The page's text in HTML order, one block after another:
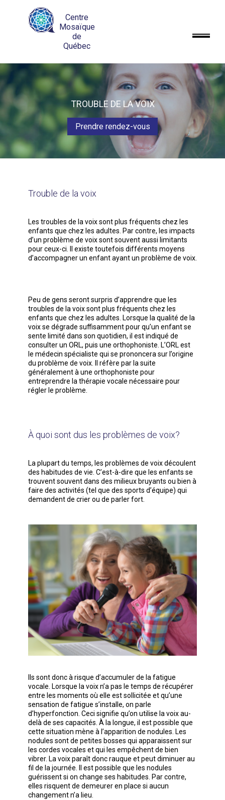
Centre
Mosaïque
de
Québec
TROUBLE DE LA VOIX
Prendre rendez-vous
Trouble de la voix
Les troubles de la voix sont plus fréquents chez les
enfants que chez les adultes. Par contre, les impacts
d’un problème de voix sont souvent aussi limitants
pour ceux-ci. Il existe toutefois différents moyens
d’accompagner un enfant ayant un problème de voix.
Peu de gens seront surpris d’apprendre que les
troubles de la voix sont plus fréquents chez les
enfants que chez les adultes. Lorsque la qualité de la
voix se dégrade suffisamment pour qu’un enfant se
sente limité dans son quotidien, il est indiqué de
consulter un ORL, puis une orthophoniste. L’ORL est
le médecin spécialiste qui se prononcera sur l’origine
du problème de voix. Il réfère par la suite
généralement à une orthophoniste pour
entreprendre la thérapie vocale nécessaire pour
régler le problème.
À quoi sont dus les problèmes de voix?
La plupart du temps, les problèmes de voix découlent
des habitudes de vie. C’est-à-dire que les enfants se
trouvent souvent dans des milieux bruyants ou bien à
faire des activités (tel que des sports d’équipe) qui
demandent de crier ou de parler fort.
Ils sont donc à risque d’accumuler de la fatigue
vocale. Lorsque la voix n’a pas le temps de récupérer
entre les moments où elle est sollicitée et qu’une
sensation de fatigue s’installe, on parle
d’hyperfonction. Ceci signifie qu’on utilise la voix au-
delà de ses capacités. À la longue, il est possible que
cette situation mène à l’apparition de nodules. Les
nodules sont de petites bosses qui apparaissent sur
les cordes vocales et qui les empêchent de bien
vibrer. La voix paraît donc rauque et peut diminuer au
fil de la journée. Il est possible que les nodules
guérissent si on change ses habitudes. Par contre,
elles risquent de demeurer en place si aucun
changement n’a lieu.